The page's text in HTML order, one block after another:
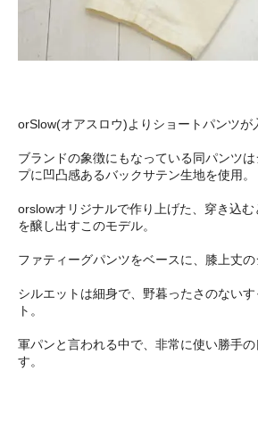
orSlow(オアスロウ)よりショートパンツが
ブランドの象徴にもなっている同パンツ
プに凹凸感あるバックサテン生地を使用。
orslowオリジナルで作り上げた、穿き込
を醸し出すこのモデル。
ファティーグパンツをベースに、膝上丈の
シルエットは細身で、野暮ったさのない
ト。
軍パンと言われる中で、非常に使い勝手
す。